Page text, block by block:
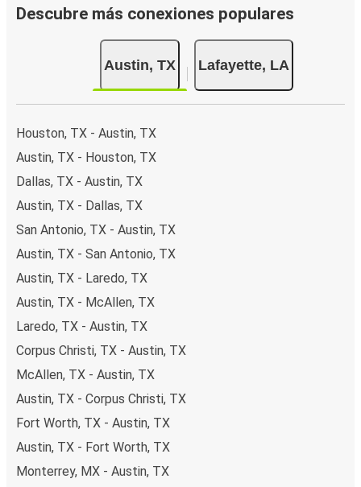
PayPal, Google y Apple Pay. También puedes pagar en
Descubre más conexiones populares
Austin, TX Lafayette, LA
Houston, TX - Austin, TX
Austin, TX - Houston, TX
Dallas, TX - Austin, TX
Austin, TX - Dallas, TX
San Antonio, TX - Austin, TX
Austin, TX - San Antonio, TX
Austin, TX - Laredo, TX
Austin, TX - McAllen, TX
Laredo, TX - Austin, TX
Corpus Christi, TX - Austin, TX
McAllen, TX - Austin, TX
Austin, TX - Corpus Christi, TX
Fort Worth, TX - Austin, TX
Austin, TX - Fort Worth, TX
Monterrey, MX - Austin, TX